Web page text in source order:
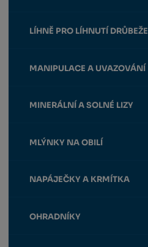
LÍHNĚ PRO LÍHNUTÍ DRŮBEŽE
MANIPULACE A UVAZOVÁNÍ
MINERÁLNÍ A SOLNÉ LIZY
MLÝNKY NA OBILÍ
NAPÁJEČKY A KRMÍTKA
OHRADNÍKY